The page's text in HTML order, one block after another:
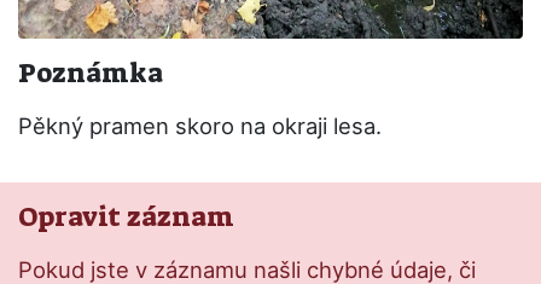
Poznámka
Pěkný pramen skoro na okraji lesa.
Opravit záznam
Pokud jste v záznamu našli chybné údaje, či